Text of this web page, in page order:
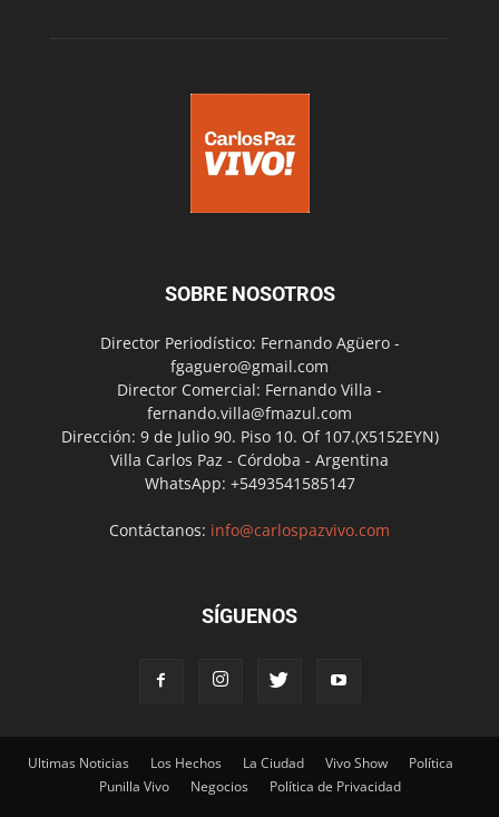
SOBRE NOSOTROS
Director Periodístico: Fernando Agüero -
fgaguero@gmail.com
Director Comercial: Fernando Villa -
fernando.villa@fmazul.com
Dirección: 9 de Julio 90. Piso 10. Of 107.(X5152EYN)
Villa Carlos Paz - Córdoba - Argentina
WhatsApp: +5493541585147
Contáctanos: info@carlospazvivo.com
SÍGUENOS
Ultimas Noticias Los Hechos La Ciudad Vivo Show
Política
Punilla Vivo
Negocios Política de Privacidad